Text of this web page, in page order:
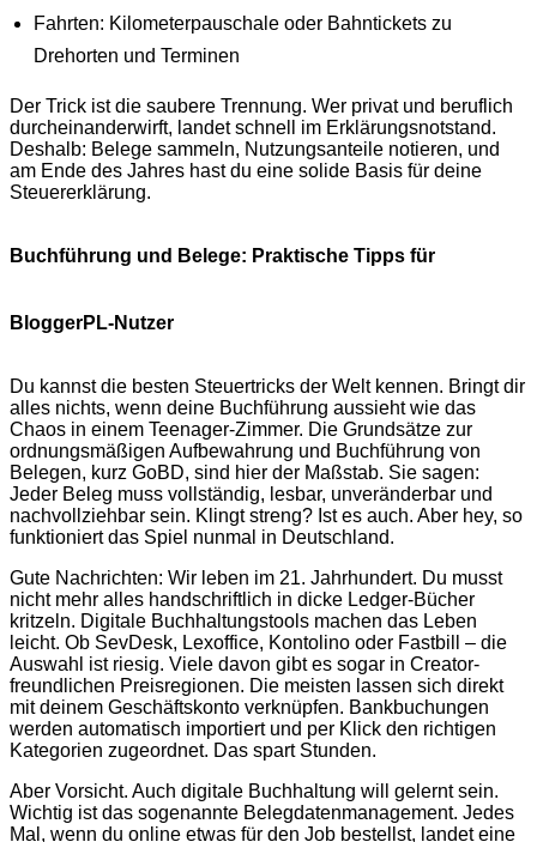
Fahrten: Kilometerpauschale oder Bahntickets zu
Drehorten und Terminen
Der Trick ist die saubere Trennung. Wer privat und beruflich
durcheinanderwirft, landet schnell im Erklärungsnotstand.
Deshalb: Belege sammeln, Nutzungsanteile notieren, und
am Ende des Jahres hast du eine solide Basis für deine
Steuererklärung.
Buchführung und Belege: Praktische Tipps für
BloggerPL-Nutzer
Du kannst die besten Steuertricks der Welt kennen. Bringt dir
alles nichts, wenn deine Buchführung aussieht wie das
Chaos in einem Teenager-Zimmer. Die Grundsätze zur
ordnungsmäßigen Aufbewahrung und Buchführung von
Belegen, kurz GoBD, sind hier der Maßstab. Sie sagen:
Jeder Beleg muss vollständig, lesbar, unveränderbar und
nachvollziehbar sein. Klingt streng? Ist es auch. Aber hey, so
funktioniert das Spiel nunmal in Deutschland.
Gute Nachrichten: Wir leben im 21. Jahrhundert. Du musst
nicht mehr alles handschriftlich in dicke Ledger-Bücher
kritzeln. Digitale Buchhaltungstools machen das Leben
leicht. Ob SevDesk, Lexoffice, Kontolino oder Fastbill – die
Auswahl ist riesig. Viele davon gibt es sogar in Creator-
freundlichen Preisregionen. Die meisten lassen sich direkt
mit deinem Geschäftskonto verknüpfen. Bankbuchungen
werden automatisch importiert und per Klick den richtigen
Kategorien zugeordnet. Das spart Stunden.
Aber Vorsicht. Auch digitale Buchhaltung will gelernt sein.
Wichtig ist das sogenannte Belegdatenmanagement. Jedes
Mal, wenn du online etwas für den Job bestellst, landet eine